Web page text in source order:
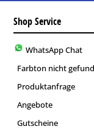
Shop Service
WhatsApp Chat
Farbton nicht
Produktanfrage
Angebote
Gutscheine